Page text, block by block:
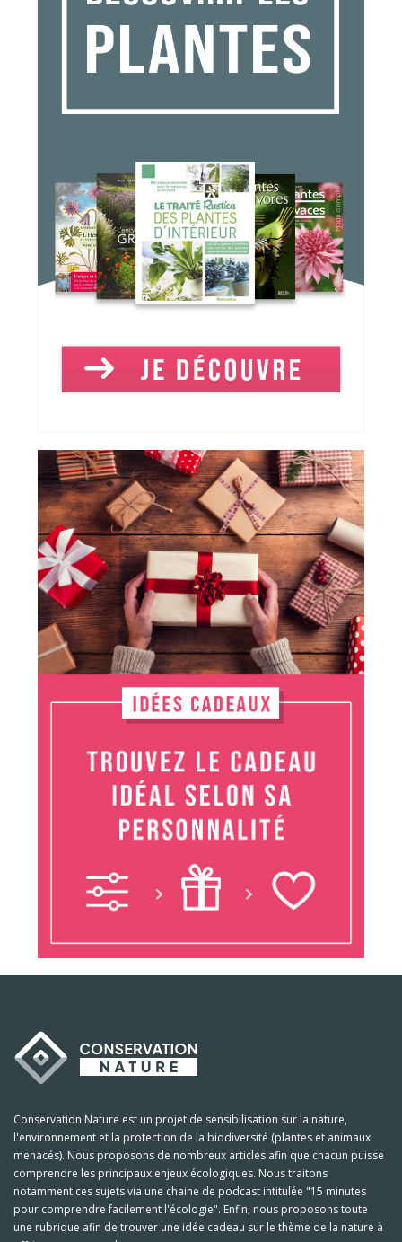
Conservation Nature est un projet de sensibilisation sur la nature,
l'environnement et la protection de la biodiversité (plantes et animaux
menacés). Nous proposons de nombreux articles afin que chacun puisse
comprendre les principaux enjeux écologiques. Nous traitons
notamment ces sujets via une chaine de podcast intitulée "15 minutes
pour comprendre facilement l'écologie". Enfin, nous proposons toute
une rubrique afin de trouver une idée cadeau sur le thème de la nature à